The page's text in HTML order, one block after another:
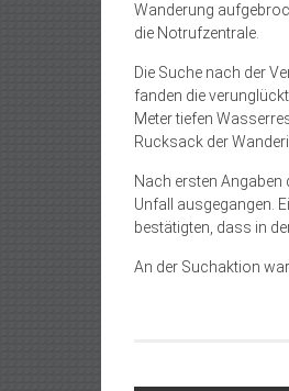
Wanderung
die Notrufzentrale.
Die Suche nach der
fanden die
Meter tiefen
Rucksack der
Nach ersten
Unfall ausgegangen.
bestätigten, dass in
An der Suchaktion